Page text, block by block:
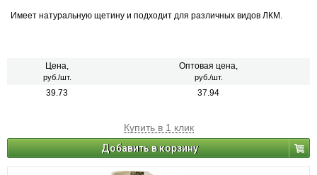
Имеет натуральную щетину и подходит для различных видов ЛКМ.
Цена,
руб./шт.
Оптовая цена,
руб./шт.
39.73 37.94
Купить в 1 клик
Добавить в корзину